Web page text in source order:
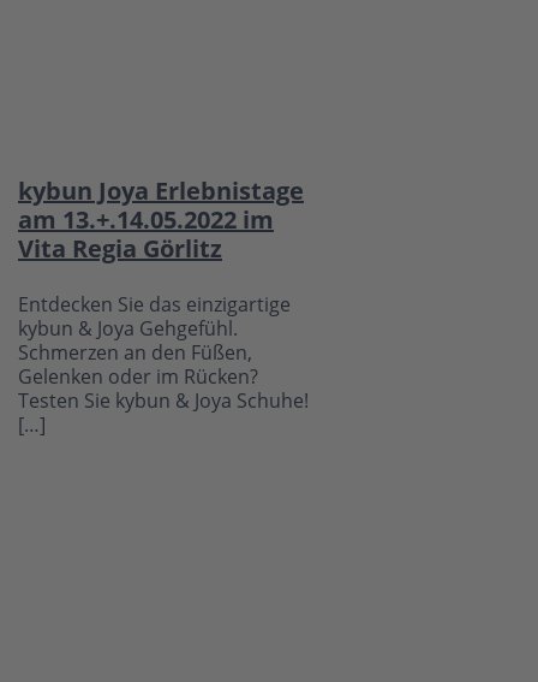
kybun Joya Erlebnistage
am 13.+.14.05.2022 im
Vita Regia Görlitz
Entdecken Sie das einzigartige
kybun & Joya Gehgefühl.
Schmerzen an den Füßen,
Gelenken oder im Rücken?
Testen Sie kybun & Joya Schuhe!
[…]